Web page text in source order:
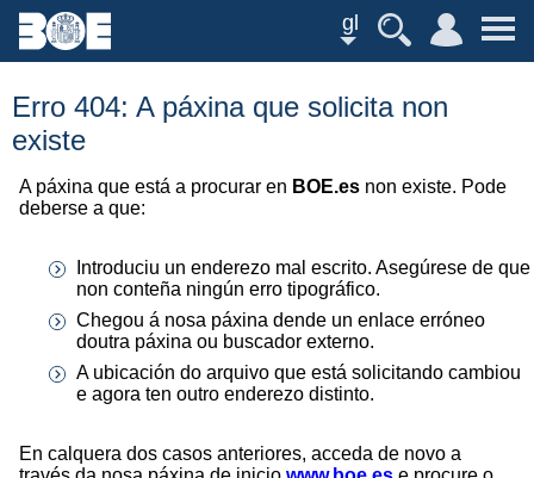
gl
Erro 404: A páxina que solicita non
existe
A páxina que está a procurar en BOE.es non existe. Pode
deberse a que:
Introduciu un enderezo mal escrito. Asegúrese de que
non conteña ningún erro tipográfico.
Chegou á nosa páxina dende un enlace erróneo
doutra páxina ou buscador externo.
A ubicación do arquivo que está solicitando cambiou
e agora ten outro enderezo distinto.
En calquera dos casos anteriores, acceda de novo a